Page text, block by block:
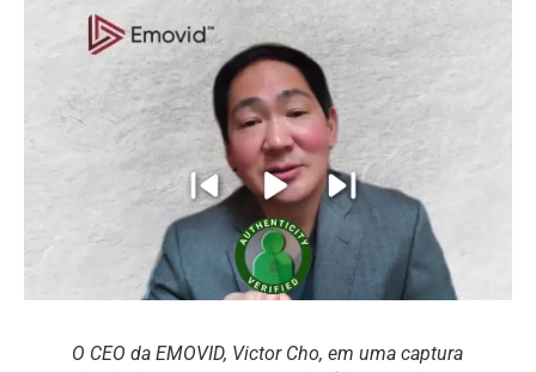
O CEO da EMOVID, Victor Cho, em uma captura